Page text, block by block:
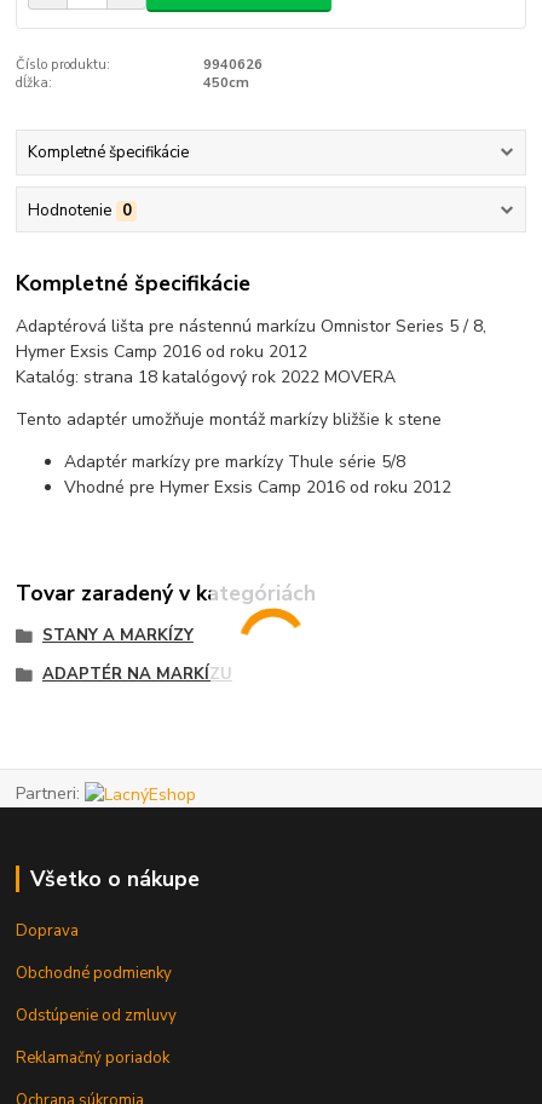
Číslo produktu:
9940626
dĺžka:
450cm
Kompletné špecifikácie
Hodnotenie 0
Kompletné špecifikácie
Adaptérová lišta pre nástennú markízu Omnistor Series 5 / 8,
Hymer Exsis Camp 2016 od roku 2012
Katalóg: strana 18 katalógový rok 2022 MOVERA
Tento adaptér umožňuje montáž markízy bližšie k stene
Adaptér markízy pre markízy Thule série 5/8
Vhodné pre Hymer Exsis Camp 2016 od roku 2012
Tovar zaradený v kategóriách
STANY A MARKÍZY
ADAPTÉR NA MARKÍZU
Partneri:
Všetko o nákupe
Doprava
Obchodné podmienky
Odstúpenie od zmluvy
Reklamačný poriadok